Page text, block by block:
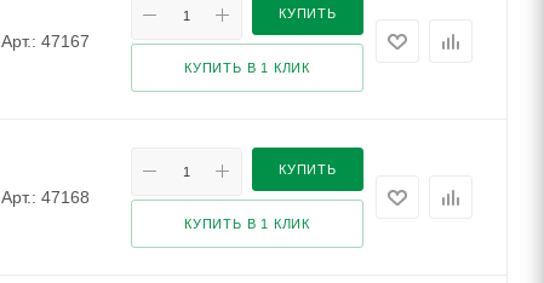
Арт.: 47167
КУПИТЬ
КУПИТЬ В 1 КЛИК
Арт.: 47168
КУПИТЬ
КУПИТЬ В 1 КЛИК